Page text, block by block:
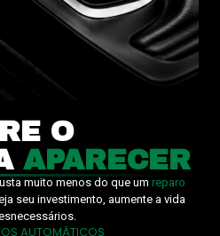
O
APARECER
muito menos do que um reparo
seu investimento, aumente a vida
AUTOMÁTICOS